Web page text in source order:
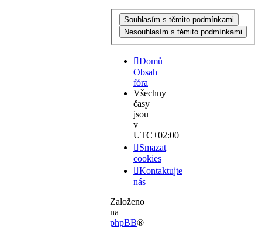
Domů
Obsah
fóra
Všechny
časy
jsou
v
UTC+02:00
Smazat
cookies
Kontaktujte
nás
Založeno
na
phpBB®